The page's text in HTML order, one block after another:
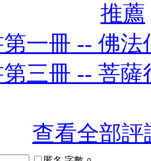
推薦
一冊 -- 佛法
三冊 -- 菩薩
查看全部評